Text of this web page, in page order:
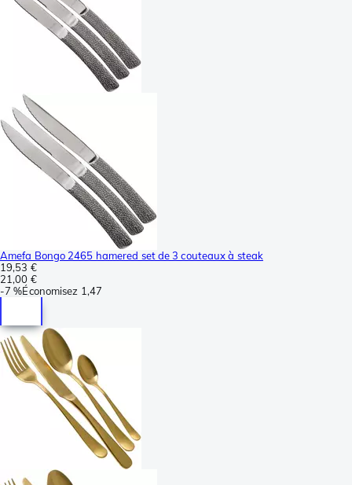
Amefa Bongo 2465 hamered set de 3 couteaux à steak
19,53 €
21,00 €
-7 %Économisez 1,47